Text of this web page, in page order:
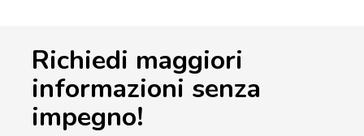
Richiedi maggiori
informazioni senza
impegno!